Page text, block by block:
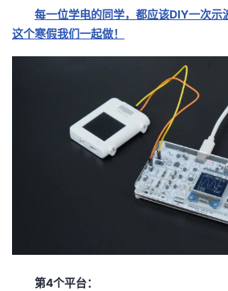
每一位学电的同学，都应该DIY一次示
这个寒假我们一起做！
第4个平台：